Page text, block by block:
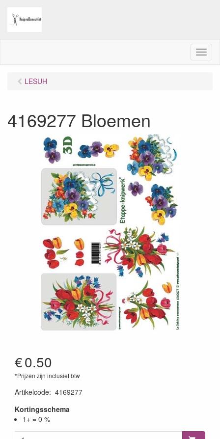
M
e
LESUH
4169277 Bloemen
€0.50
*Prijzen zijn inclusief btw
Artikelcode: 4169277
Kortingsschema
1+ = 0 %